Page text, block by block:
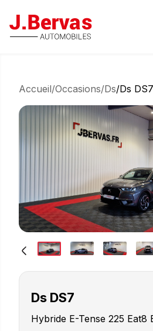
J.Bervas
Accueil/Occasions/Ds/Ds DS7
Ds DS7
Hybride E-Tense 225 Eat8